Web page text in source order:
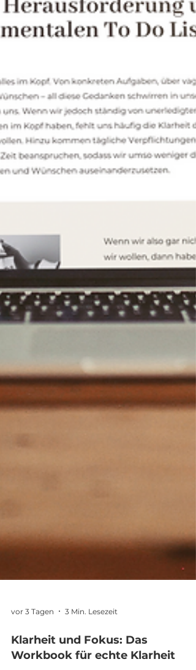
vor 3 Tagen 3 Min. Lesezeit